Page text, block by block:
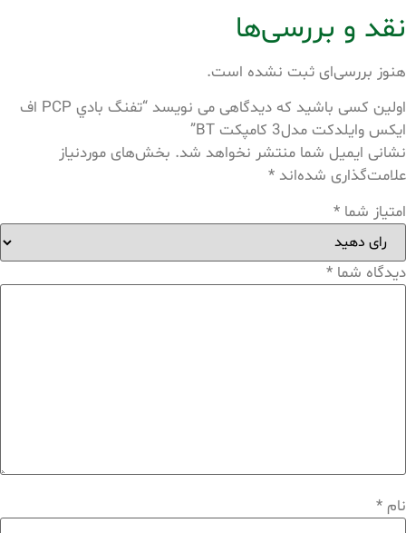
نقد و بررسی‌ها
هنوز بررسی‌ای ثبت نشده است.
اولین کسی باشید که دیدگاهی می نویسد “تفنگ بادي PCP اف
ايكس وايلدكت مدل3 کامپکت BT”
نشانی ایمیل شما منتشر نخواهد شد. بخش‌های موردنیاز
علامت‌گذاری شده‌اند *
امتیاز شما *
دیدگاه شما *
نام *